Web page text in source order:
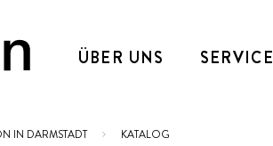
ÜBER UNS
IN DARMSTADT KATALOG